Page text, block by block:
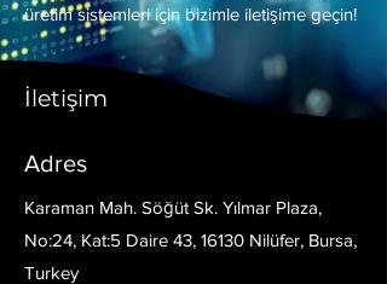
üretim sistemleri için bizimle iletişime geçin!
İletişim
Adres
Karaman Mah. Söğüt Sk. Yılmar Plaza,
No:24, Kat:5 Daire 43, 16130 Nilüfer, Bursa,
Turkey